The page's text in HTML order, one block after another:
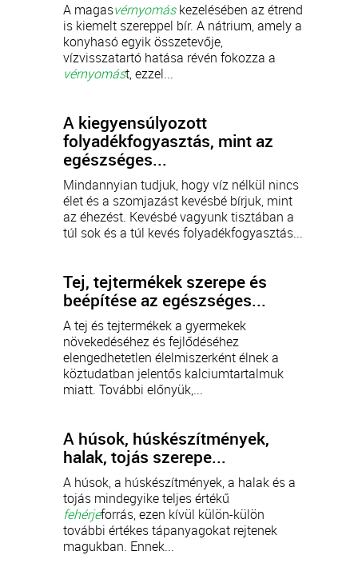
A magasvérnyomáskezelésében az étrend
is kiemelt szereppel bír. A nátrium, amely a
konyhasó egyik összetevője,
vízvisszatartó hatása révén fokozza a
vérnyomást, ezzel...
A kiegyensúlyozott
folyadékfogyasztás, mint az
egészséges...
Mindannyian tudjuk, hogy víz nélkül nincs
élet és a szomjazást kevésbé bírjuk, mint
az éhezést. Kevésbé vagyunk tisztában a
túl sok és a túl kevés folyadékfogyasztás...
Tej, tejtermékek szerepe és
beépítése az egészséges...
A tej és tejtermékek a gyermekek
növekedéséhez és fejlődéséhez
elengedhetetlen élelmiszerként élnek a
köztudatban jelentős kalciumtartalmuk
miatt. További előnyük,...
A húsok, húskészítmények,
halak, tojás szerepe...
A húsok, a húskészítmények, a halak és a
tojás mindegyike teljes értékű
fehérjeforrás, ezen kívül külön-külön
további értékes tápanyagokat rejtenek
magukban. Ennek...